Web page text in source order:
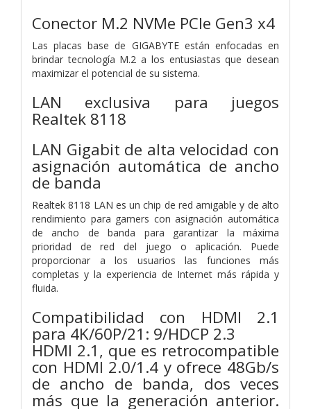
Conector M.2 NVMe PCIe Gen3 x4
Las placas base de GIGABYTE están enfocadas en
brindar tecnología M.2 a los entusiastas que desean
maximizar el potencial de su sistema.
LAN exclusiva para juegos
Realtek 8118
LAN Gigabit de alta velocidad con
asignación automática de ancho
de banda
Realtek 8118 LAN es un chip de red amigable y de alto
rendimiento para gamers con asignación automática
de ancho de banda para garantizar la máxima
prioridad de red del juego o aplicación. Puede
proporcionar a los usuarios las funciones más
completas y la experiencia de Internet más rápida y
fluida.
Compatibilidad con HDMI 2.1
para 4K/60P/21: 9/HDCP 2.3
HDMI 2.1, que es retrocompatible
con HDMI 2.0/1.4 y ofrece 48Gb/s
de ancho de banda, dos veces
más que la generación anterior.